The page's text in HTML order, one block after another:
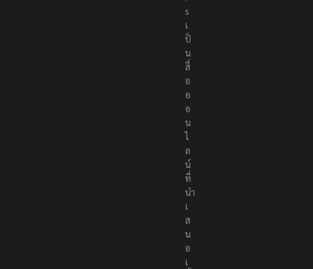
s
เ
ป็
น
สื่
อ
อ
อ
น
ไ
ล
น์
ที่
นำ
เ
ส
น
อ
เ